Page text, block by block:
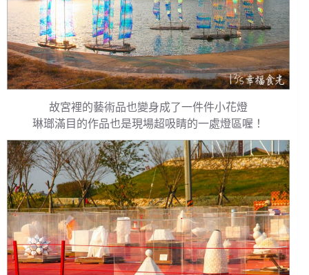
故宮裡的藝術品也變身成了一件件小花燈
琳瑯滿目的作品也是現場超吸睛的一處燈區喔！